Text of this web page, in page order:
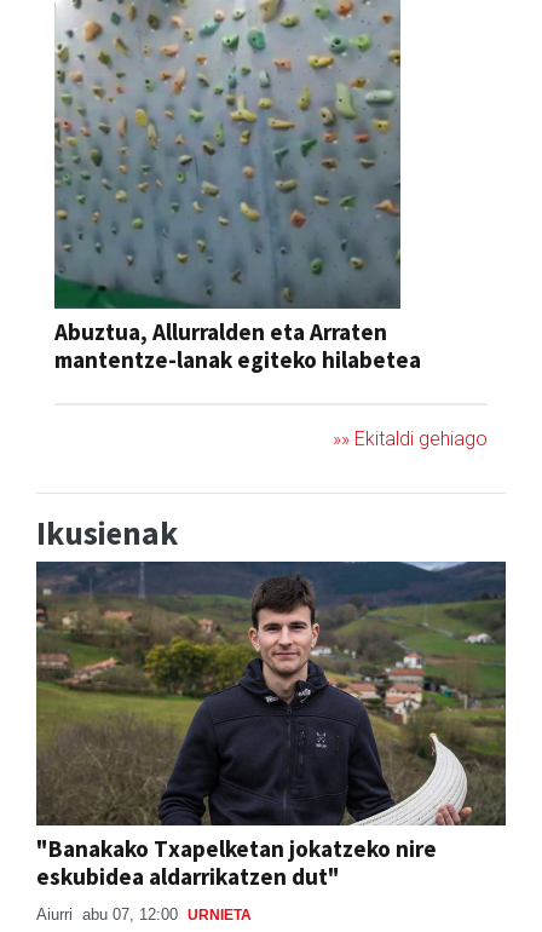
Abuztua, Allurralden eta Arraten
mantentze-lanak egiteko hilabetea
»» Ekitaldi gehiago
Ikusienak
"Banakako Txapelketan jokatzeko nire
eskubidea aldarrikatzen dut"
Aiurri abu 07, 12:00 URNIETA